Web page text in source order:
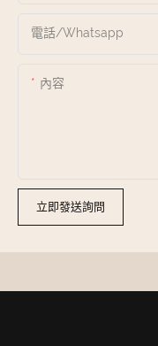
電話/whatsapp
內容
立即發送詢問